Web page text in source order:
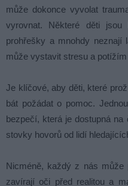
může dokonce vyvolat
vyrovnat. Některé děti
prohřešky a mnohdy
může vystavit stresu a
Je klíčové, aby děti, které
bát požádat o pomoc.
bezpečí, která je dostupná na
stovky hovorů od lidí
Nicméně, každý z nás může
zavírají oči před realitou a